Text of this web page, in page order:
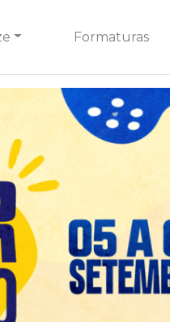
Formaturas